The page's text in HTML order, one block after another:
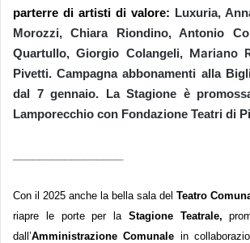
parterre di artisti di valore: Luxuria,
Morozzi, Chiara Riondino, Antonio
Quartullo, Giorgio Colangeli, Mariano
Pivetti.Campagna abbonamenti alla
dal 7 gennaio. La Stagione è
Lamporecchio con Fondazione Teatri di
Con il 2025 anche la bella sala del Teatro
riapre le porte per la Stagione Teatrale,
dall’Amministrazione Comunale in